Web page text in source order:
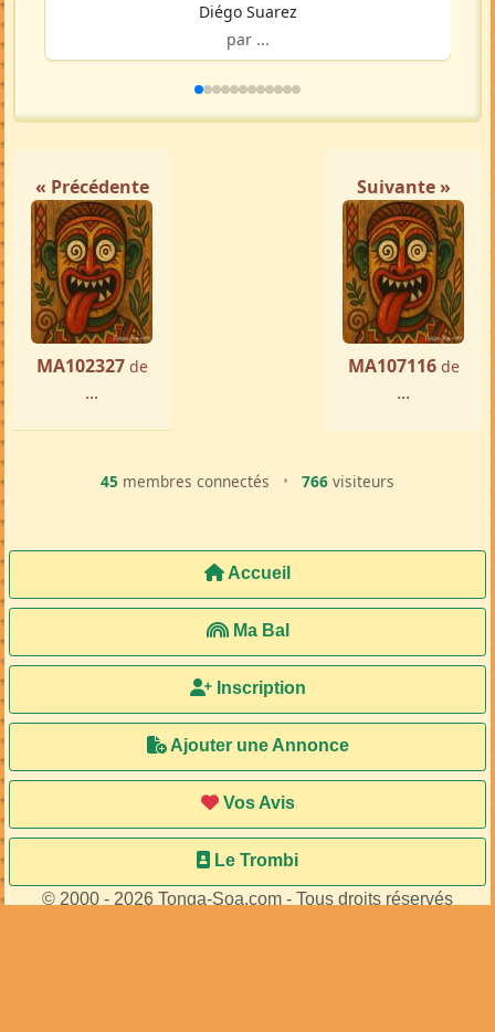
Diégo Suarez
par ...
« Précédente
MA102327 de
...
Suivante »
MA107116 de
...
45 membres connectés • 766 visiteurs
Accueil
Ma Bal
Inscription
Ajouter une Annonce
Vos Avis
Le Trombi
© 2000 - 2026 Tonga-Soa.com - Tous droits réservés